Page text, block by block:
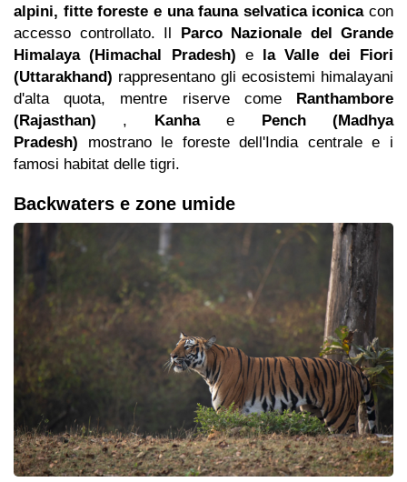
alpini, fitte foreste e una fauna selvatica iconicacon
accesso controllato. Il Parco Nazionale del Grande
Himalaya (Himachal Pradesh) e la Valle dei Fiori
(Uttarakhand) rappresentano gli ecosistemi himalayani
d'alta quota, mentre riserve come Ranthambore
(Rajasthan) , Kanhae Pench (Madhya
Pradesh) mostrano le foreste dell'India centrale e i
famosi habitat delle tigri.
Backwaters e zone umide